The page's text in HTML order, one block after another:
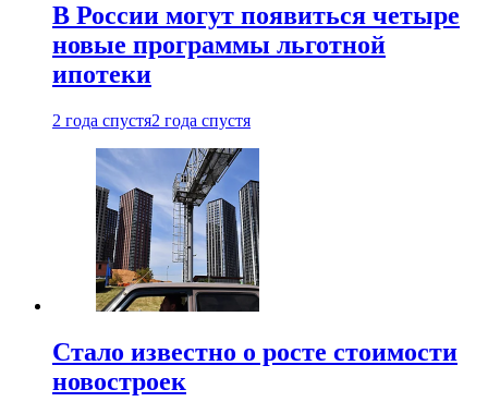
В России могут появиться четыре
новые программы льготной
ипотеки
2 года спустя2 года спустя
Стало известно о росте стоимости
новостроек